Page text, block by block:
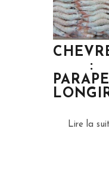
:
Lire la